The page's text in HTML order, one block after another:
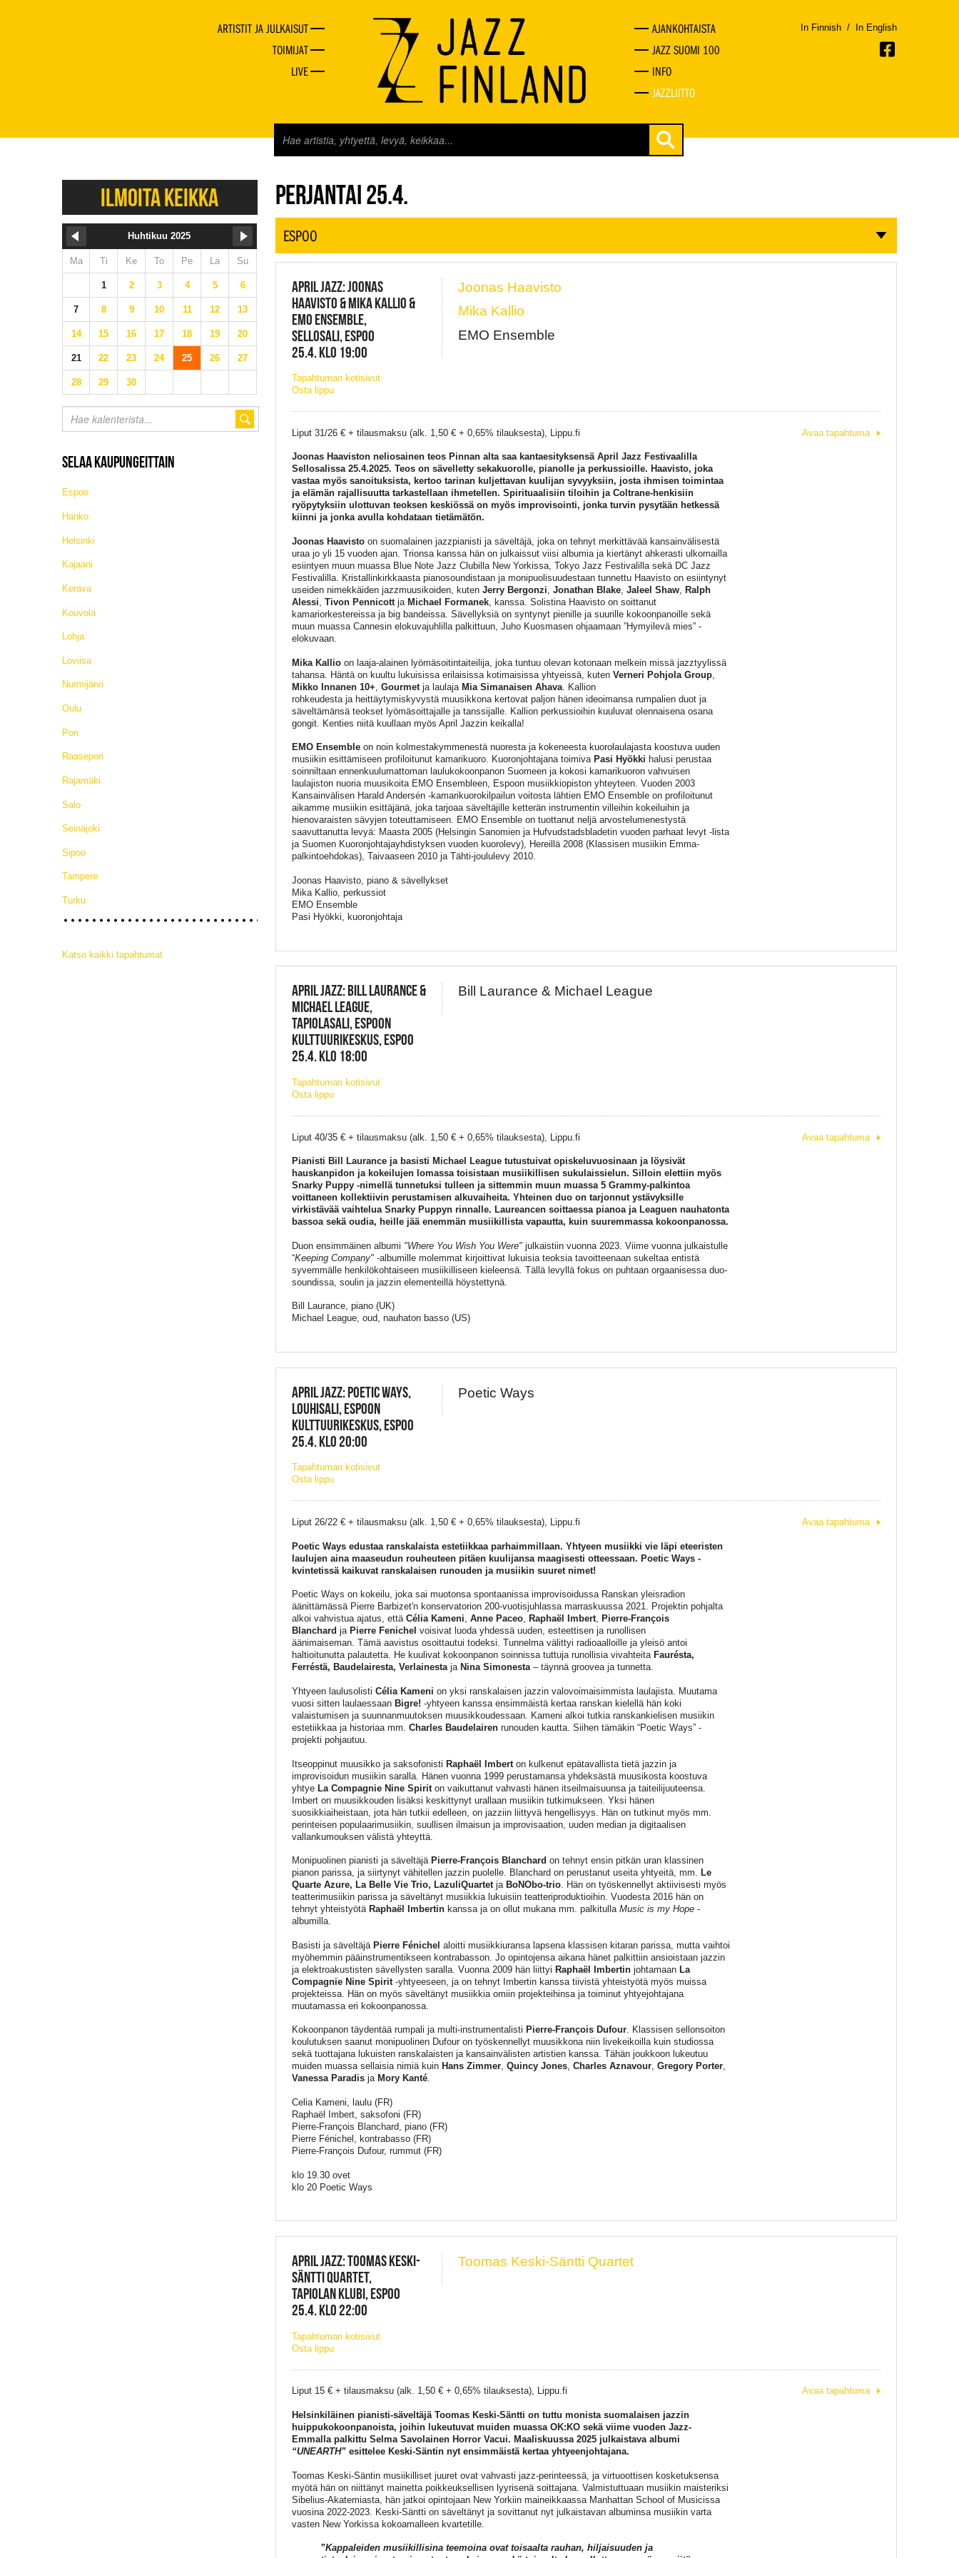
ARTISTIT JA JULKAISUT
TOIMIJAT
LIVE
AJANKOHTAISTA
JAZZ SUOMI 100
INFO
JAZZLIITTO
In Finnish / In English
ILMOITA KEIKKA
Huhtikuu 2025
Ma Ti Ke To Pe La Su
1 2 3 4 5 6
7 8 9 10 11 12 13
14 15 16 17 18 19 20
21 22 23 24 25 26 27
28 29 30
SELAA KAUPUNGEITTAIN
Espoo
Hanko
Helsinki
Kajaani
Kerava
Kouvola
Lohja
Loviisa
Nurmijärvi
Oulu
Pori
Raasepori
Rajamäki
Salo
Seinäjoki
Sipoo
Tampere
Turku
Katso kaikki tapahtumat
JAZZ FINLAND LIVE
PERJANTAI 25.4.
ESPOO
APRIL JAZZ: JOONAS
HAAVISTO & MIKA KALLIO &
EMO ENSEMBLE,
SELLOSALI, ESPOO
25.4. KLO 19:00
Tapahtuman kotisivut
Osta lippu
Joonas Haavisto
Mika Kallio
EMO Ensemble
Liput 31/26 € + tilausmaksu (alk. 1,50 € + 0,65% tilauksesta), Lippu.fi
Joonas Haaviston neliosainen teos Pinnan alta saa kantaesityksensä April Jazz Festivaalilla
Sellosalissa 25.4.2025. Teos on sävelletty sekakuorolle, pianolle ja perkussioille. Haavisto, joka
vastaa myös sanoituksista, kertoo tarinan kuljettavan kuulijan syvyyksiin, josta ihmisen toimintaa
ja elämän rajallisuutta tarkastellaan ihmetellen. Spirituaalisiin tiloihin ja Coltrane-henkisiin
ryöpytyksiin ulottuvan teoksen keskiössä on myös improvisointi, jonka turvin pysytään hetkessä
kiinni ja jonka avulla kohdataan tietämätön.
Joonas Haavistoon suomalainen jazzpianisti ja säveltäjä, joka on tehnyt merkittävää kansainvälisestä
uraa jo yli 15 vuoden ajan. Trionsa kanssa hän on julkaissut viisi albumia ja kiertänyt ahkerasti ulkomailla
esiintyen muun muassa Blue Note Jazz Clubilla New Yorkissa, Tokyo Jazz Festivalilla sekä DC Jazz
Festivalilla. Kristallinkirkkaasta pianosoundistaan ​​ja monipuolisuudestaan tunnettu Haavisto on esiintynyt
useiden nimekkäiden jazzmuusikoiden, kuten Jerry Bergonzi, Jonathan Blake, Jaleel Shaw, Ralph
Alessi, Tivon Pennicottja Michael Formanek, kanssa. Solistina Haavisto on soittanut
kamariorkestereissa ja big bandeissa. Sävellyksiä on syntynyt pienille ja suurille kokoonpanoille sekä
muun muassa Cannesin elokuvajuhlilla palkittuun, Juho Kuosmasen ohjaamaan ”Hymyilevä mies” -
elokuvaan.
Mika Kallioon laaja-alainen lyömäsoitintaiteilija, joka tuntuu olevan kotonaan melkein missä jazztyylissä
tahansa. Häntä on kuultu lukuisissa erilaisissa kotimaisissa yhtyeissä, kuten Verneri Pohjola Group,
Mikko Innanen 10+ Gourmetja laulaja Mia Simanaisen Ahava. Kallion
rohkeudesta ja heittäytymiskyvystä muusikkona kertovat paljon hänen ideoimansa rumpalien duot ja
säveltämänsä teokset lyömäsoittajalle ja tanssijalle. Kallion perkussioihin kuuluvat olennaisena osana
gongit. Kenties niitä kuullaan myös April Jazzin keikalla!
EMO Ensemble on noin kolmestakymmenestä nuoresta ja kokeneesta kuorolaulajasta koostuva uuden
musiikin esittämiseen profiloitunut kamarikuoro. Kuoronjohtajana toimiva Pasi Hyökki halusi perustaa
soinniltaan ennenkuulumattoman laulukokoonpanon Suomeen ja kokosi kamarikuoron vahvuisen
laulajiston nuoria muusikoita EMO Ensembleen, Espoon musiikkiopiston yhteyteen. Vuoden 2003
Kansainvälisen Harald Andersén -kamarikuorokilpailun voitosta lähtien EMO Ensemble on profiloitunut
aikamme musiikin esittäjänä, joka tarjoaa säveltäjille ketterän instrumentin villeihin kokeiluihin ja
hienovaraisten sävyjen toteuttamiseen. EMO Ensemble on tuottanut neljä arvostelumenestystä
saavuttanutta levyä: Maasta 2005 (Helsingin Sanomien ja Hufvudstadsbladetin vuoden parhaat levyt -lista
ja Suomen Kuoronjohtajayhdistyksen vuoden kuorolevy), Hereillä 2008 (Klassisen musiikin Emma-
palkintoehdokas), Taivaaseen 2010 ja Tähti-joululevy 2010.
Joonas Haavisto, piano & sävellykset
Mika Kallio, perkussiot
EMO Ensemble
Pasi Hyökki, kuoronjohtaja
Avaa tapahtuma
APRIL JAZZ: BILL LAURANCE &
MICHAEL LEAGUE,
TAPIOLASALI, ESPOON
KULTTUURIKESKUS, ESPOO
25.4. KLO 18:00
Tapahtuman kotisivut
Osta lippu
Bill Laurance & Michael League
Liput 40/35 € + tilausmaksu (alk. 1,50 € + 0,65% tilauksesta), Lippu.fi
Pianisti Bill Laurance ja basisti Michael League tutustuivat opiskeluvuosinaan ja löysivät
hauskanpidon ja kokeilujen lomassa toisistaan musiikillisen sukulaissielun. Silloin elettiin myös
Snarky Puppy -nimellä tunnetuksi tulleen ja sittemmin muun muassa 5 Grammy-palkintoa
voittaneen kollektiivin perustamisen alkuvaiheita. Yhteinen duo on tarjonnut ystävyksille
virkistävää vaihtelua Snarky Puppyn rinnalle. Laureancen soittaessa pianoa ja Leaguen nauhatonta
bassoa sekä oudia, heille jää enemmän musiikillista vapautta, kuin suuremmassa kokoonpanossa.
Duon ensimmäinen albumi "Where You Wish You Were"julkaistiin vuonna 2023. Viime vuonna julkaistulle
“Keeping Company"-albumille molemmat kirjoittivat lukuisia teoksia tavoitteenaan sukeltaa entistä
syvemmälle henkilökohtaiseen musiikilliseen kieleensä. Tällä levyllä fokus on puhtaan orgaanisessa duo-
soundissa, soulin ja jazzin elementeillä höystettynä.
Bill Laurance, piano (UK)
Michael League, oud, nauhaton basso (US)
Avaa tapahtuma
APRIL JAZZ: POETIC WAYS,
LOUHISALI, ESPOON
KULTTUURIKESKUS, ESPOO
25.4. KLO 20:00
Tapahtuman kotisivut
Osta lippu
Poetic Ways
Liput 26/22 € + tilausmaksu (alk. 1,50 € + 0,65% tilauksesta), Lippu.fi
Poetic Ways edustaa ranskalaista estetiikkaa parhaimmillaan. Yhtyeen musiikki vie läpi eteeristen
laulujen aina maaseudun rouheuteen pitäen kuulijansa maagisesti otteessaan. Poetic Ways -
kvintetissä kaikuvat ranskalaisen runouden ja musiikin suuret nimet!
Poetic Ways on kokeilu, joka sai muotonsa spontaanissa improvisoidussa Ranskan yleisradion
äänittämässä Pierre Barbizet'n konservatorion 200-vuotisjuhlassa marraskuussa 2021. Projektin pohjalta
alkoi vahvistua ajatus, että Célia Kameni, Anne Paceo, Raphaël Imbert, Pierre-François
Blanchard ja Pierre Fenichel voisivat luoda yhdessä uuden, esteettisen ja runollisen
äänimaiseman. Tämä aavistus osoittautui todeksi. Tunnelma välittyi radioaalloille ja yleisö antoi
haltioitunutta palautetta. He kuulivat kokoonpanon soinnissa tuttuja runollisia vivahteita Faurésta,
Ferréstä, Baudelairesta, Verlainestaja Nina Simonesta– täynnä groovea ja tunnetta.
Yhtyeen laulusolisti Célia Kameni on yksi ranskalaisen jazzin valovoimaisimmista laulajista. Muutama
vuosi sitten laulaessaan Bigre! -yhtyeen kanssa ensimmäistä kertaa ranskan kielellä hän koki
valaistumisen ja suunnanmuutoksen muusikkoudessaan. Kameni alkoi tutkia ranskankielisen musiikin
estetiikkaa ja historiaa mm. Charles Baudelairenrunouden kautta. Siihen tämäkin “Poetic Ways” -
projekti pohjautuu.
Itseoppinut muusikko ja saksofonisti Raphaël Imberton kulkenut epätavallista tietä jazzin ja
improvisoidun musiikin saralla. Hänen vuonna 1999 perustamansa yhdeksästä muusikosta koostuva
yhtye La Compagnie Nine Spiriton vaikuttanut vahvasti hänen itseilmaisuunsa ja taiteilijuuteensa.
Imbert on muusikkouden lisäksi keskittynyt urallaan musiikin tutkimukseen. Yksi hänen
suosikkiaiheistaan, jota hän tutkii edelleen, on jazziin liittyvä hengellisyys. Hän on tutkinut myös mm.
perinteisen populaarimusiikin, suullisen ilmaisun ja improvisaation, uuden median ja digitaalisen
vallankumouksen välistä yhteyttä.
Monipuolinen pianisti ja säveltäjä Pierre-François Blanchard on tehnyt ensin pitkän uran klassinen
pianon parissa, ja siirtynyt vähitellen jazzin puolelle. Blanchard on perustanut useita yhtyeitä, mm. Le
Quarte Azure, La Belle Vie Trio, LazuliQuartetja BoNObo-trio. Hän on työskennellyt aktiivisesti myös
teatterimusiikin parissa ja säveltänyt musiikkia lukuisiin teatteriproduktioihin. Vuodesta 2016 hän on
tehnyt yhteistyötä Raphaël Imbertinkanssa ja on ollut mukana mm. palkitulla Music is my Hope-
albumilla.
Basisti ja säveltäjä Pierre Fénichel aloitti musiikkiuransa lapsena klassisen kitaran parissa, mutta vaihtoi
myöhemmin pääinstrumentikseen kontrabasson. Jo opintojensa aikana hänet palkittiin ansioistaan jazzin
ja elektroakustisten sävellysten saralla. Vuonna 2009 hän liittyi Raphaël Imbertinjohtamaan La
Compagnie Nine Spirit-yhtyeeseen, ja on tehnyt Imbertin kanssa tiivistä yhteistyötä myös muissa
projekteissa. Hän on myös säveltänyt musiikkia omiin projekteihinsa ja toiminut yhtyejohtajana
muutamassa eri kokoonpanossa.
Kokoonpanon täydentää rumpali ja multi-instrumentalisti Pierre-François Dufour. Klassisen sellonsoiton
koulutuksen saanut monipuolinen Dufour on työskennellyt muusikkona niin livekeikoilla kuin studiossa
sekä tuottajana lukuisten ranskalaisten ja kansainvälisten artistien kanssa. Tähän joukkoon lukeutuu
muiden muassa sellaisia nimiä kuin Hans Zimmer, Quincy Jones, Charles Aznavour, Gregory Porter,
Vanessa Paradisja Mory Kanté.
Celia Kameni, laulu (FR)
Raphaël Imbert, saksofoni (FR)
Pierre-François Blanchard, piano (FR)
Pierre Fénichel, kontrabasso (FR)
Pierre-François Dufour, rummut (FR)
klo 19.30 ovet
klo 20 Poetic Ways
Avaa tapahtuma
APRIL JAZZ: TOOMAS KESKI-
SÄNTTI QUARTET,
TAPIOLAN KLUBI, ESPOO
25.4. KLO 22:00
Tapahtuman kotisivut
Osta lippu
Toomas Keski-Säntti Quartet
Liput 15 € + tilausmaksu (alk. 1,50 € + 0,65% tilauksesta), Lippu.fi
Helsinkiläinen pianisti-säveltäjä Toomas Keski-Säntti on tuttu monista suomalaisen jazzin
huippukokoonpanoista, joihin lukeutuvat muiden muassa OK:KO sekä viime vuoden Jazz-
Emmalla palkittu Selma Savolainen Horror Vacui. Maaliskuussa 2025 julkaistava albumi
“UNEARTH”esittelee Keski-Säntin nyt ensimmäistä kertaa yhtyeenjohtajana.
Toomas Keski-Säntin musiikilliset juuret ovat vahvasti jazz-perinteessä, ja virtuoottisen kosketuksensa
myötä hän on niittänyt mainetta poikkeuksellisen lyyrisenä soittajana. Valmistuttuaan musiikin maisteriksi
Sibelius-Akatemiasta, hän jatkoi opintojaan New Yorkiin maineikkaassa Manhattan School of Musicissa
vuosina 2022-2023. Keski-Säntti on säveltänyt ja sovittanut nyt julkaistavan albuminsa musiikin varta
vasten New Yorkissa kokoamalleen kvartetille.
”Kappaleiden musiikillisina teemoina ovat toisaalta rauhan, hiljaisuuden ja
Avaa tapahtuma